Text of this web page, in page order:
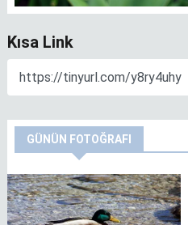
Kısa Link
GÜNÜN FOTOĞRAFI